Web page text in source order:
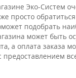
Эко-Систем
просто
подобрать
может быть
а оплата заказа